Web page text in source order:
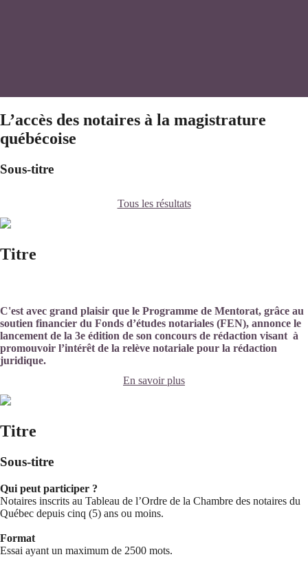
L’accès des notaires à la magistrature
québécoise
Sous-titre
Tous les résultats
Titre
C'est avec grand plaisir que le Programme de Mentorat, grâce au
soutien financier du Fonds d’études notariales (FEN), annonce le
lancement de la 3e édition de son concours de rédaction visant à
promouvoir l’intérêt de la relève notariale pour la rédaction
juridique.
En savoir plus
Titre
Sous-titre
Qui peut participer ?
Notaires inscrits au Tableau de l’Ordre de la Chambre des notaires du
Québec depuis cinq (5) ans ou moins.
Format
Essai ayant un maximum de 2500 mots.